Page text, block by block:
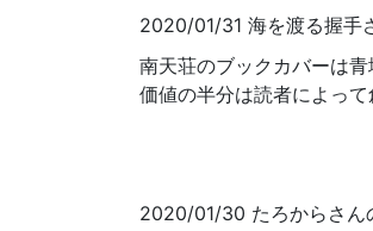
2020/01/31 海を渡る握手
南天荘のブックカバーは
価値の半分は読者によっ
2020/01/30 たろからさん